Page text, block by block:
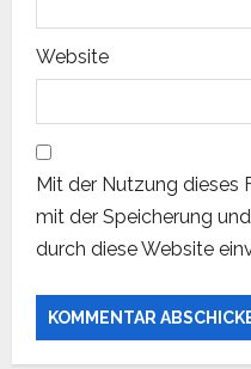
Website
Mit der Nutzung dieses
mit der Speicherung
durch diese Website